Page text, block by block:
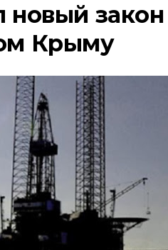
новый
Крыму